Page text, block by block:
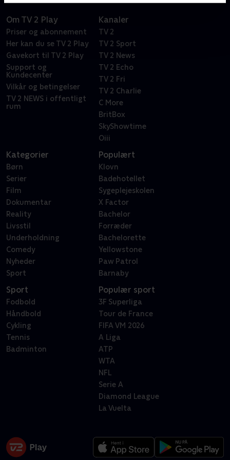
Om TV 2 Play
Priser og abonnement
Her kan du se TV 2 Play
Gavekort til TV 2 Play
Support og
Kundecenter
Vilkår og betingelser
TV 2 NEWS i offentligt
rum
Kanaler
TV 2
TV 2 Sport
TV 2 News
TV 2 Echo
TV 2 Fri
TV 2 Charlie
C More
BritBox
SkyShowtime
Oiii
Kategorier
Børn
Serier
Film
Dokumentar
Reality
Livsstil
Underholdning
Comedy
Nyheder
Sport
Populært
Klovn
Badehotellet
Sygeplejeskolen
X Factor
Bachelor
Forræder
Bachelorette
Yellowstone
Paw Patrol
Barnaby
Sport
Fodbold
Håndbold
Cykling
Tennis
Badminton
Populær sport
3F Superliga
Tour de France
FIFA VM 2026
A Liga
ATP
WTA
NFL
Serie A
Diamond League
La Vuelta